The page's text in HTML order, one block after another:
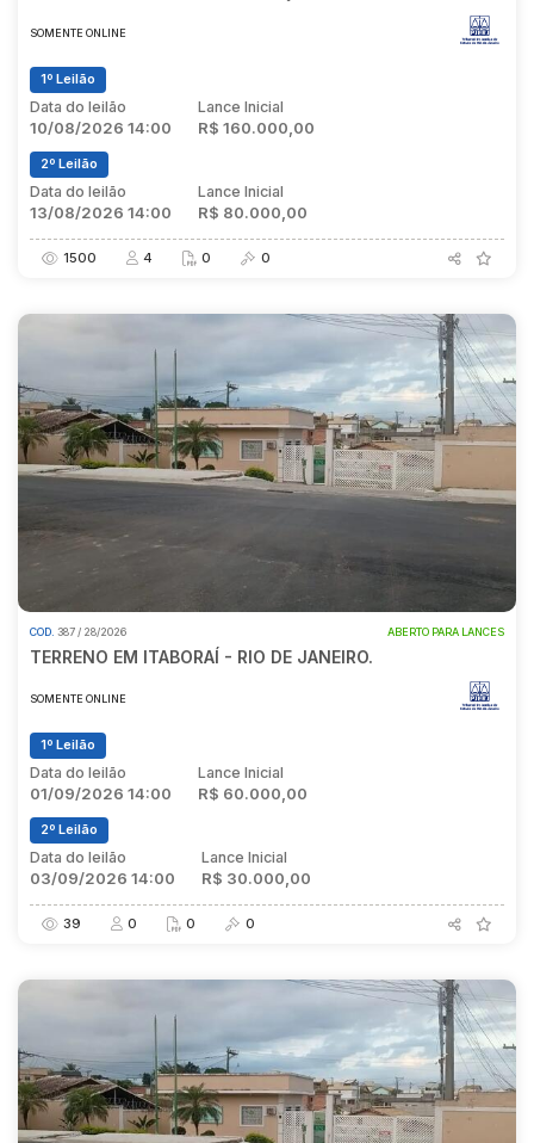
SOMENTE ONLINE
1º Leilão
Data do leilão
10/08/2026 14:00
Lance Inicial
R$ 160.000,00
2º Leilão
Data do leilão
13/08/2026 14:00
Lance Inicial
R$ 80.000,00
1500 4 0 0
COD. 387 / 28/2026 ABERTO PARA LANCES
TERRENO EM ITABORAÍ - RIO DE JANEIRO.
SOMENTE ONLINE
1º Leilão
Data do leilão
01/09/2026 14:00
Lance Inicial
R$ 60.000,00
2º Leilão
Data do leilão
03/09/2026 14:00
Lance Inicial
R$ 30.000,00
39 0 0 0